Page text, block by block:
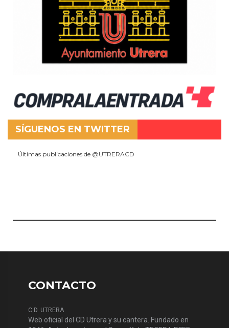
SÍGUENOS EN TWITTER
Últimas publicaciones de @UTRERACD
CONTACTO
C.D. UTRERA
Web oficial del CD Utrera y su cantera. Fundado en